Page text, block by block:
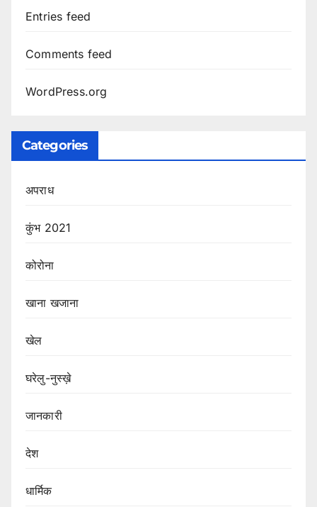
Entries feed
Comments feed
WordPress.org
Categories
अपराध
कुंभ 2021
कोरोना
खाना खजाना
खेल
घरेलु-नुस्ख़े
जानकारी
देश
धार्मिक